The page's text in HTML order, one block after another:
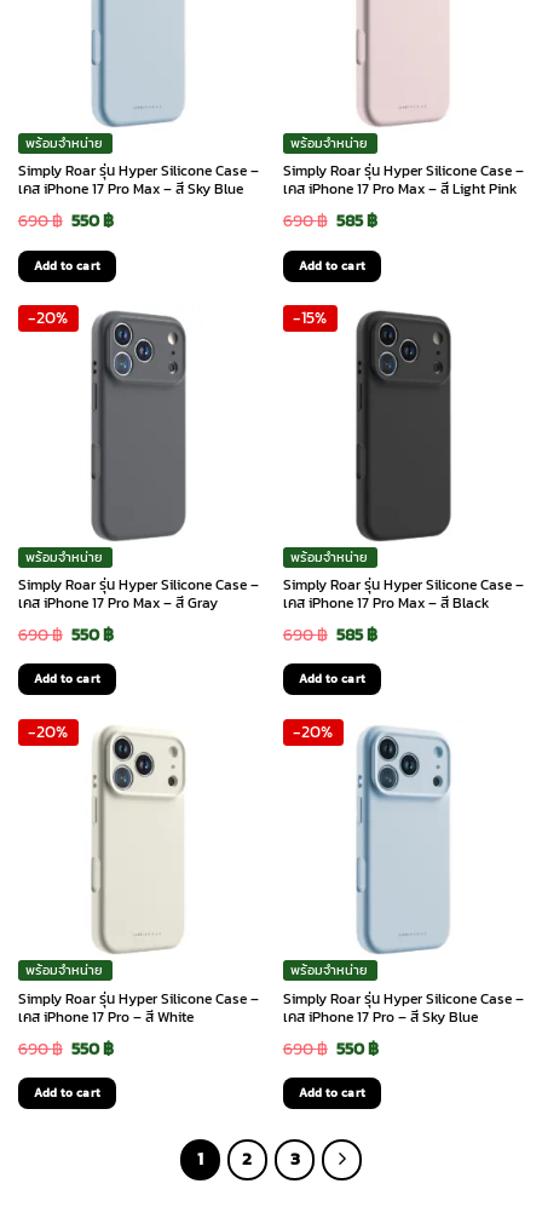
พร้อมจำหน่าย
Simply Roar รุ่น Hyper Silicone Case –
เคส iPhone 17 Pro Max – สี Sky Blue
690฿ Original
price
was:
690 ฿.
550฿Current
price
is:
550 ฿.
Add to cart
พร้อมจำหน่าย
Simply Roar รุ่น Hyper Silicone Case –
เคส iPhone 17 Pro Max – สี Light Pink
690฿ Original
price
was:
690 ฿.
585฿Current
price
is:
585 ฿.
Add to cart
-20%
พร้อมจำหน่าย
Simply Roar รุ่น Hyper Silicone Case –
เคส iPhone 17 Pro Max – สี Gray
690฿ Original
price
was:
690 ฿.
550฿Current
price
is:
550 ฿.
Add to cart
-15%
พร้อมจำหน่าย
Simply Roar รุ่น Hyper Silicone Case –
เคส iPhone 17 Pro Max – สี Black
690฿ Original
price
was:
690 ฿.
585฿Current
price
is:
585 ฿.
Add to cart
-20%
พร้อมจำหน่าย
Simply Roar รุ่น Hyper Silicone Case –
เคส iPhone 17 Pro – สี White
690฿ Original
price
was:
550฿Current
price
is:
Add to cart
-20%
พร้อมจำหน่าย
Simply Roar รุ่น Hyper Silicone Case –
เคส iPhone 17 Pro – สี Sky Blue
690฿ Original
price
was:
690 ฿.
550฿Current
price
is:
Add to cart
1 2 3